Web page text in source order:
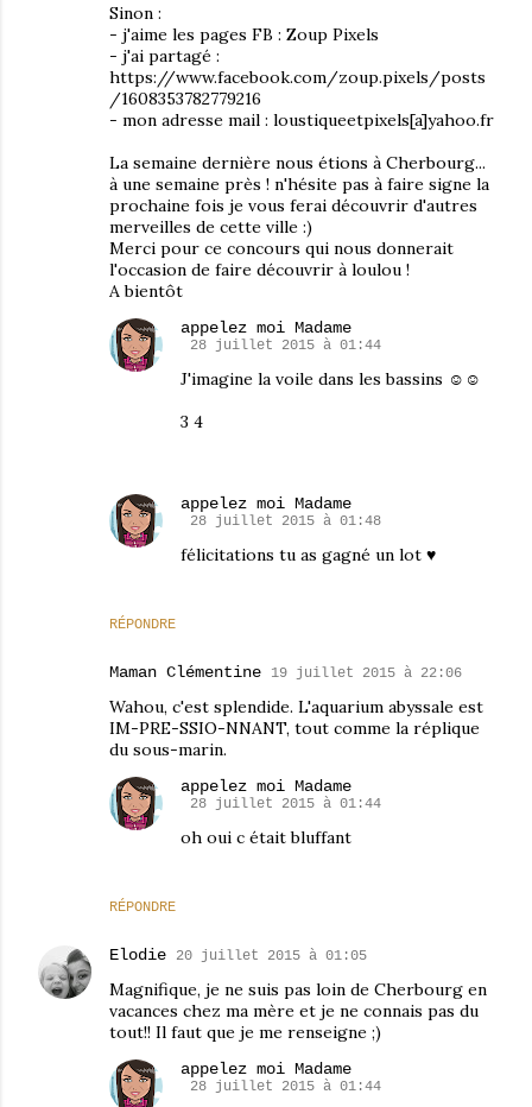
Sinon :
- j'aime les pages FB : Zoup Pixels
- j'ai partagé :
https://www.facebook.com/zoup.pixels/posts
/1608353782779216
- mon adresse mail : loustiqueetpixels[a]yahoo.fr
La semaine dernière nous étions à Cherbourg...
à une semaine près ! n'hésite pas à faire signe la
prochaine fois je vous ferai découvrir d'autres
merveilles de cette ville :)
Merci pour ce concours qui nous donnerait
l'occasion de faire découvrir à loulou !
A bientôt
RÉPONDRE
appelez moi Madame
28 juillet 2015 à 01:44
J'imagine la voile dans les bassins ☺☺
3 4
appelez moi Madame
28 juillet 2015 à 01:48
félicitations tu as gagné un lot ♥
Maman Clémentine 19 juillet 2015 à 22:06
Wahou, c'est splendide. L'aquarium abyssale est
IM-PRE-SSIO-NNANT, tout comme la réplique
du sous-marin.
RÉPONDRE
appelez moi Madame
28 juillet 2015 à 01:44
oh oui c était bluffant
Elodie 20 juillet 2015 à 01:05
Magnifique, je ne suis pas loin de Cherbourg en
vacances chez ma mère et je ne connais pas du
tout!! Il faut que je me renseigne ;)
appelez moi Madame
28 juillet 2015 à 01:44